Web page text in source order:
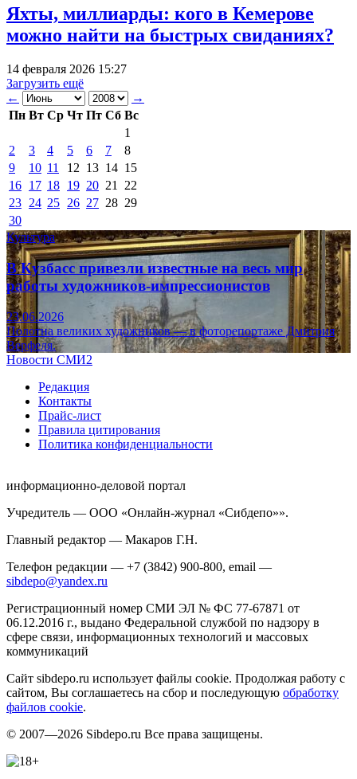
Яхты, миллиарды: кого в Кемерове
можно найти на быстрых свиданиях?
14 февраля 2026 15:27
Загрузить ещё
←
→
Пн Вт Ср Чт Пт Сб Вс
1
2
3 4 5 6 7
8
9
10 11 12 13 14 15
16 17 18 19 20 21
22
23 24 25 26 27 28 29
30
Культура
В Кузбасс привезли известные на весь мир
работы художников-импрессионистов
23.06.2026
Полотна великих художников — в фоторепортаже Дмитрия
Верфеля.
Новости СМИ2
Редакция
Контакты
Прайс-лист
Правила цитирования
Политика конфиденциальности
информационно-деловой портал
Учредитель — ООО «Онлайн-журнал «Сибдепо»».
Главный редактор — Макаров Г.Н.
Телефон редакции — +7 (3842) 900-800, email —
sibdepo@yandex.ru
Регистрационный номер СМИ ЭЛ № ФС 77-67871 от
06.12.2016 г., выдано Федеральной службой по надзору в
сфере связи, информационных технологий и массовых
коммуникаций
Сайт sibdepo.ru использует файлы cookie. Продолжая работу с
сайтом, Вы соглашаетесь на сбор и последующую обработку
файлов cookie.
© 2007—2026 Sibdepo.ru Все права защищены.